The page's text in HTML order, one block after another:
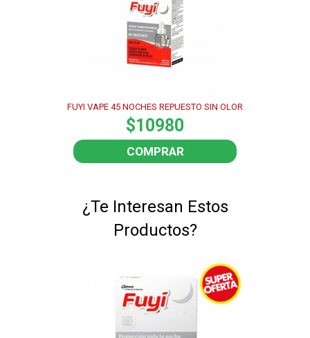
FUYI VAPE 45 NOCHES REPUESTO SIN OLOR
$10980
COMPRAR
¿Te Interesan Estos
Productos?